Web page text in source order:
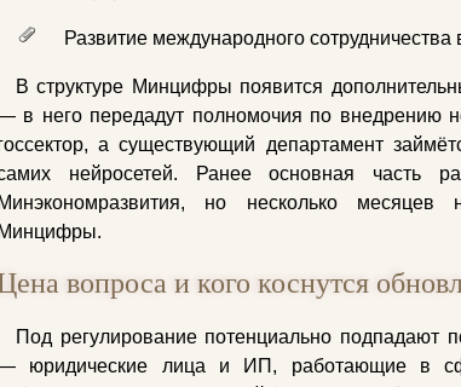
Развитие международного
В структуре Минцифры появится
в него передадут полномочия по внедрению
а существующий департамент
нейросетей. Ранее основная
Минэкономразвития, но несколько
Минцифры.
вопроса и кого коснутся
Под регулирование потенциально подпадают
юридические лица и ИП, работающие в